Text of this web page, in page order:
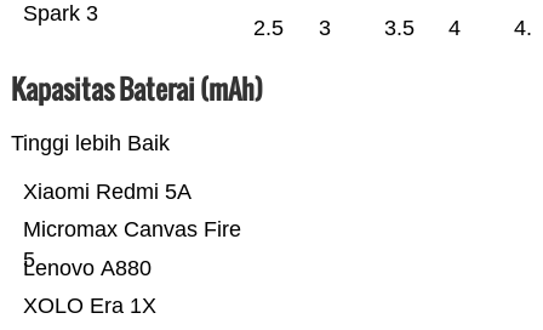
Spark 3
2.5 3 3.5 4 4.5
Kapasitas Baterai (mAh)
Tinggi lebih Baik
XOLO Era 1X
Lenovo A880
Micromax Canvas Fire
5
Xiaomi Redmi 5A